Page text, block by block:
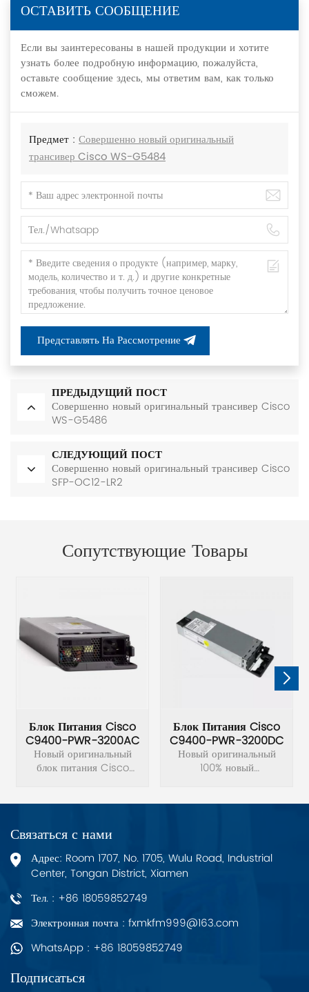
ОСТАВИТЬ СООБЩЕНИЕ
Если вы заинтересованы в нашей продукции и хотите
узнать более подробную информацию, пожалуйста,
оставьте сообщение здесь, мы ответим вам, как только
сможем.
Предмет : Совершенно новый оригинальный
трансивер Cisco WS-G5484
Представлять На Рассмотрение
ПРЕДЫДУЩИЙ ПОСТ
Совершенно новый оригинальный трансивер Cisco
WS-G5486
СЛЕДУЮЩИЙ ПОСТ
Совершенно новый оригинальный трансивер Cisco
SFP-OC12-LR2
Сопутствующие Товары
Блок Питания Cisco
C9400-PWR-3200AC
Новый оригинальный
блок питания Cisco
тока НОВЫЙ.
Блок Питания Cisco
C9400-PWR-3200DC
Новый оригинальный
100% новый
PWR-3200DC.
Связаться с нами
Адрес: Room 1707, No. 1705, Wulu Road, Industrial
Center, Tongan District, Xiamen
Тел. : +86 18059852749
Электронная почта : fxmkfm999@163.com
WhatsApp : +86 18059852749
Подписаться